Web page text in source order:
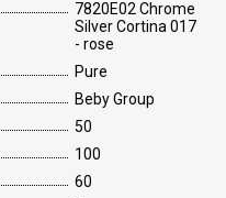
7820E02 Chrome
Silver Cortina 017
- rose
Pure
Beby Group
50
100
60